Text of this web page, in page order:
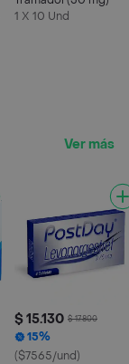
1 X 10 Und
Ver más
$ 15.130 $ 17.800
15%
($7565/und)